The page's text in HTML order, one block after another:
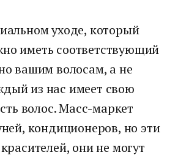
уходе, который
иметь соответствующий
вашим волосам, а не
из нас имеет свою
волос. Масс-маркет
кондиционеров, но эти
они не могут